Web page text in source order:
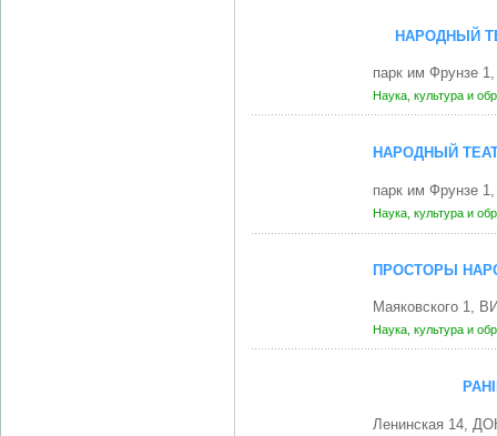
НАРОДНЫЙ
парк им Фрунзе
Наука, культура и
НАРОДНЫЙ
парк им Фрунзе
Наука, культура и
ПРОСТОРЫ
Маяковского 1,
Наука, культура и
Ленинская 14,